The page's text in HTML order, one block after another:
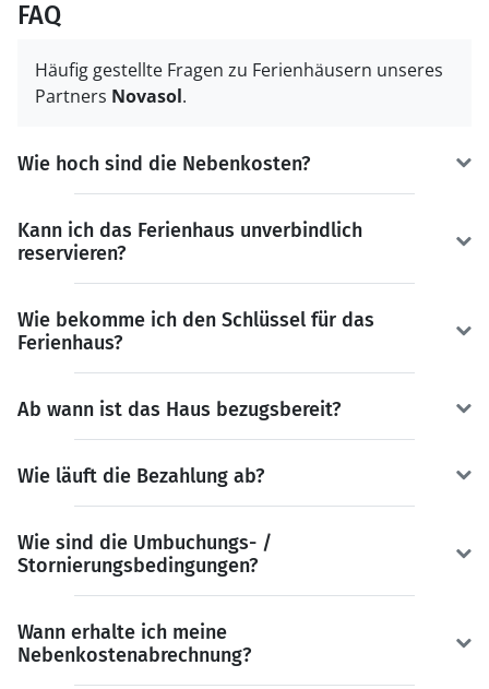
FAQ
Häufig gestellte Fragen zu Ferienhäusern unseres
Partners Novasol.
Wie hoch sind die Nebenkosten?
Kann ich das Ferienhaus unverbindlich
reservieren?
Wie bekomme ich den Schlüssel für das
Ferienhaus?
Ab wann ist das Haus bezugsbereit?
Wie läuft die Bezahlung ab?
Wie sind die Umbuchungs- /
Stornierungsbedingungen?
Wann erhalte ich meine
Nebenkostenabrechnung?